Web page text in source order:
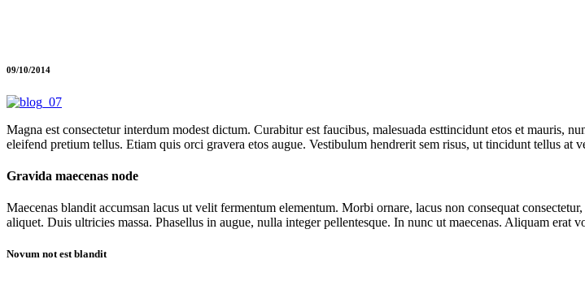
09/10/2014
Magna est consectetur interdum modest dictum. Curabitur est faucibus, malesuada esttincidunt etos et mauris,
eleifend pretium tellus. Etiam quis orci gravera etos augue. Vestibulum hendrerit sem risus, ut tincidunt tellus
Gravida maecenas node
Maecenas blandit accumsan lacus ut velit fermentum elementum. Morbi ornare, lacus non consequat
aliquet. Duis ultricies massa. Phasellus in augue, nulla integer pellentesque. In nunc ut maecenas. Aliquam
Novum not est blandit